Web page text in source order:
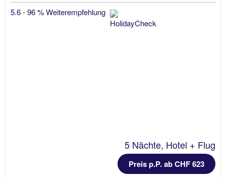
5.6 - 96 % Weiterempfehlung
5 Nächte, Hotel + Flug
Preis p.P. ab CHF 623